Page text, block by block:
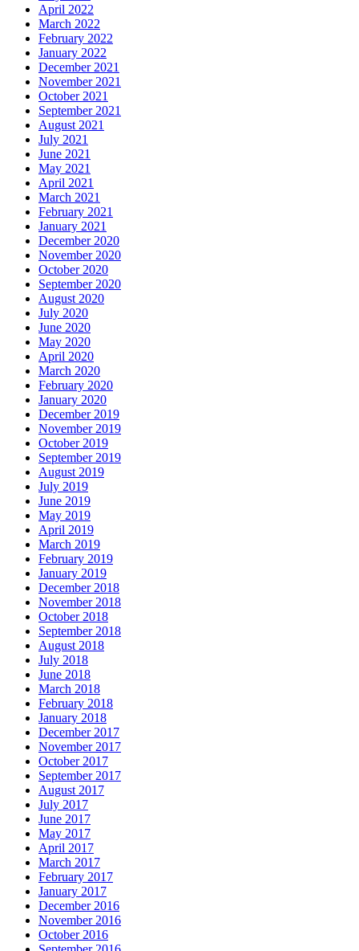
April 2022
March 2022
February 2022
January 2022
December 2021
November 2021
October 2021
September 2021
August 2021
July 2021
June 2021
May 2021
April 2021
March 2021
February 2021
January 2021
December 2020
November 2020
October 2020
September 2020
August 2020
July 2020
June 2020
May 2020
April 2020
March 2020
February 2020
January 2020
December 2019
November 2019
October 2019
September 2019
August 2019
July 2019
June 2019
May 2019
April 2019
March 2019
February 2019
January 2019
December 2018
November 2018
October 2018
September 2018
August 2018
July 2018
June 2018
March 2018
February 2018
January 2018
December 2017
November 2017
October 2017
September 2017
August 2017
July 2017
June 2017
May 2017
April 2017
March 2017
February 2017
January 2017
December 2016
November 2016
October 2016